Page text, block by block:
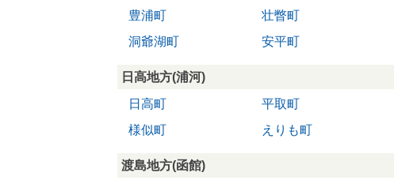
豊浦町
壮瞥町
洞爺湖町
安平町
日高地方(浦河)
日高町
平取町
様似町
えりも町
渡島地方(函館)